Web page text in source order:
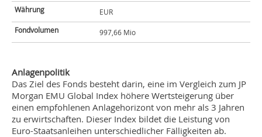
Währung
EUR
Fondvolumen
997,66 Mio
Anlagenpolitik
Das Ziel des Fonds besteht darin, eine im Vergleich zum JP
Morgan EMU Global Index höhere Wertsteigerung über
einen empfohlenen Anlagehorizont von mehr als 3 Jahren
zu erwirtschaften. Dieser Index bildet die Leistung von
Euro-Staatsanleihen unterschiedlicher Fälligkeiten ab.